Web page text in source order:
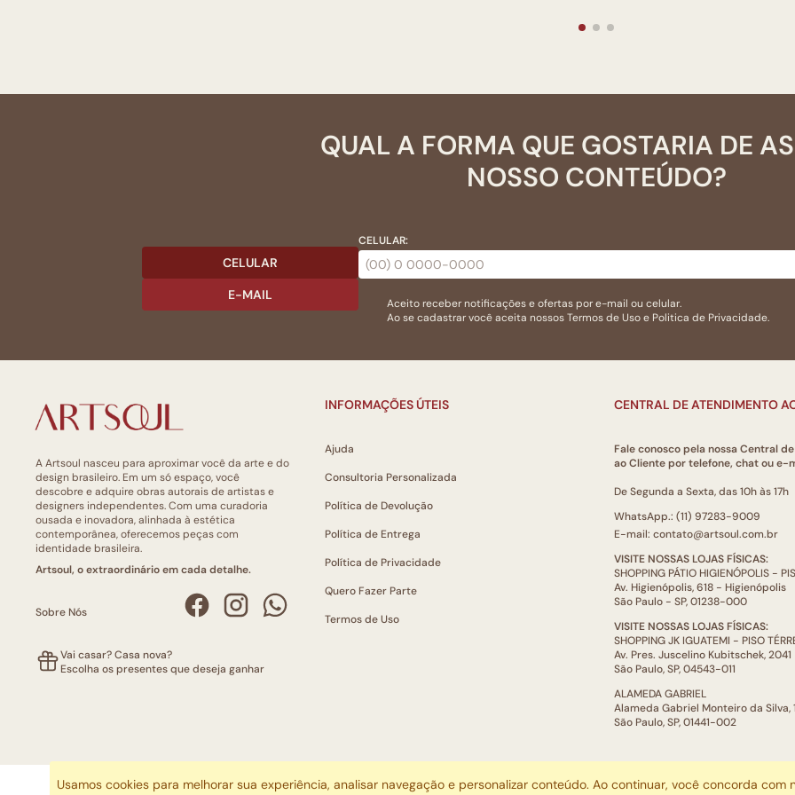
QUAL A FORMA QUE GOSTARIA DE
NOSSO CONTEÚDO?
CELULAR
E-MAIL
CELULAR:
Aceito receber notificações e ofertas por e-mail ou celular.
Ao se cadastrar você aceita nossosTermos de Usoe Politica de Privacidade.
A Artsoul nasceu para aproximar você da arte e do
design brasileiro. Em um só espaço, você
descobre e adquire obras autorais de artistas e
designers independentes. Com uma curadoria
ousada e inovadora, alinhada à estética
contemporânea, oferecemos peças com
identidade brasileira.
Artsoul, o extraordinário em cada detalhe.
Sobre Nós
Vai casar? Casa nova?
Escolha os presentes que deseja ganhar
INFORMAÇÕES ÚTEIS
Ajuda
Consultoria Personalizada
Política de Devolução
Política de Entrega
Política de Privacidade
Quero Fazer Parte
Termos de Uso
CENTRAL DE ATENDIMENTO
Fale conosco pela nossa Central
ao Cliente por telefone, chat ou e-
De Segunda a Sexta, das 10h às 17h
WhatsApp.: (11) 97283-9009
E-mail: contato@artsoul.com.br
VISITE NOSSAS LOJAS FÍSICAS:
SHOPPING PÁTIO HIGIENÓPOLIS -
Av. Higienópolis, 618 - Higienópolis
São Paulo - SP, 01238-000
VISITE NOSSAS LOJAS FÍSICAS:
SHOPPING JK IGUATEMI - PISO
Av. Pres. Juscelino Kubitschek, 2041
São Paulo, SP, 04543-011
ALAMEDA GABRIEL
Alameda Gabriel Monteiro da Silva,
São Paulo, SP, 01441-002
ARTSOUL COMUNICAÇÃO DIGITAL LTDA | CNPJ: 29.752.781/0001-52
Usamos cookies para melhorar sua experiência, analisar navegação e personalizar conteúdo. Ao continuar, você concorda com